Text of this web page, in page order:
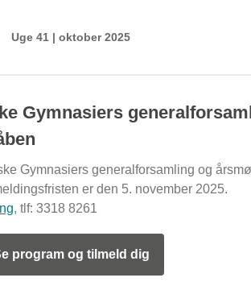
Uge 41 | oktober 2025
Gymnasiers
Gymnasiers generalforsamling og
er den 5. november 2025.
, tlf: 3318 8261
program og tilmeld dig